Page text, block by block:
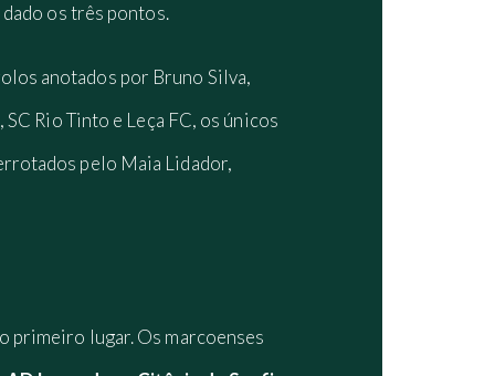
os três pontos.
anotados por Bruno Silva,
Rio Tinto e Leça FC, os únicos
pelo Maia Lidador,
primeiro lugar. Os marcoenses